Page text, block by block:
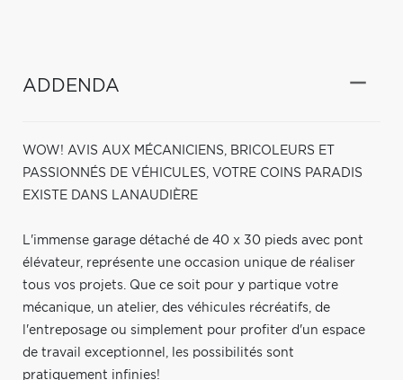
ADDENDA
WOW! AVIS AUX MÉCANICIENS, BRICOLEURS ET
PASSIONNÉS DE VÉHICULES, VOTRE COINS PARADIS
EXISTE DANS LANAUDIÈRE
L'immense garage détaché de 40 x 30 pieds avec pont
élévateur, représente une occasion unique de réaliser
tous vos projets. Que ce soit pour y partique votre
mécanique, un atelier, des véhicules récréatifs, de
l'entreposage ou simplement pour profiter d'un espace
de travail exceptionnel, les possibilités sont
pratiquement infinies!